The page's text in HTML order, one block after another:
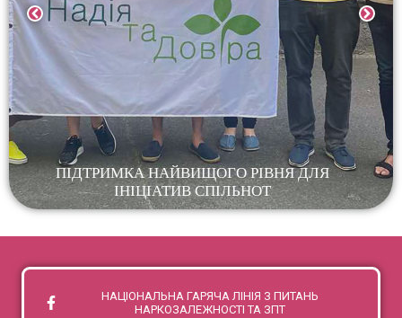
ПІДТРИМКА НАЙВИЩОГО РІВНЯ ДЛЯ
ІНІЦІАТИВ СПІЛЬНОТ
НАЦІОНАЛЬНА ГАРЯЧА ЛІНІЯ З ПИТАНЬ
НАРКОЗАЛЕЖНОСТІ ТА ЗПТ